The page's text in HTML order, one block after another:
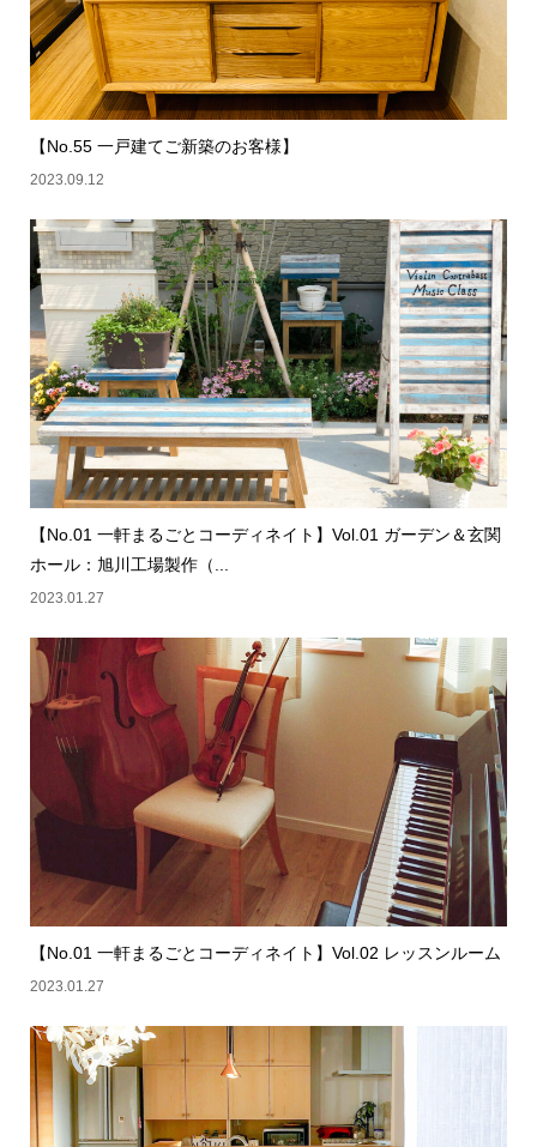
【No.55 一戸建てご新築のお客様】
2023.09.12
【No.01 一軒まるごとコーディネイト】Vol.01 ガーデン＆玄関
ホール：旭川工場製作（...
2023.01.27
【No.01 一軒まるごとコーディネイト】Vol.02 レッスンルーム
2023.01.27